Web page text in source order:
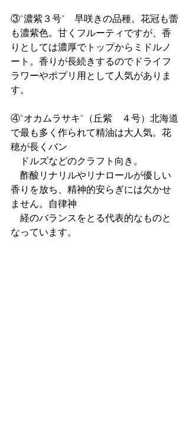
③”濃紫３号”　早咲きの品種。花冠も蕾
も濃紫色。甘くフルーティですが、香
りとしては濃厚でトップからミドルノ
ート。香りが長続きするのでドライフ
ラワーやポプリ用として人気がありま
す。
④”オカムラサキ”（丘紫　４号）北海道
で最も多く作られて精油は大人気。花
穂が長くバン
ドルズなどのクラフト向き。
酢酸リナリルやリナロールが優しい
香りを放ち、精神的安らぎには欠かせ
ません。自律神
経のバランスをとる代表的なものと
なっています。